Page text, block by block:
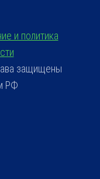
и политика
защищены
РФ